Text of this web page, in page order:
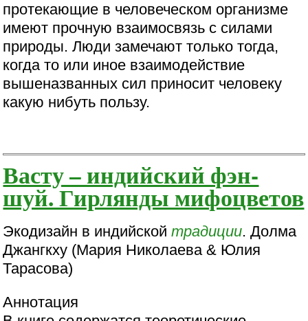
протекающие в человеческом организме
имеют прочную взаимосвязь с силами
природы. Люди замечают только тогда,
когда то или иное взаимодействие
вышеназванных сил приносит человеку
какую нибуть пользу.
Васту – индийский фэн-
шуй. Гирлянды мифоцветов
Экодизайн в индийскойтрадиции. Долма
Джангкху (Мария Николаева & Юлия
Тарасова)
Аннотация